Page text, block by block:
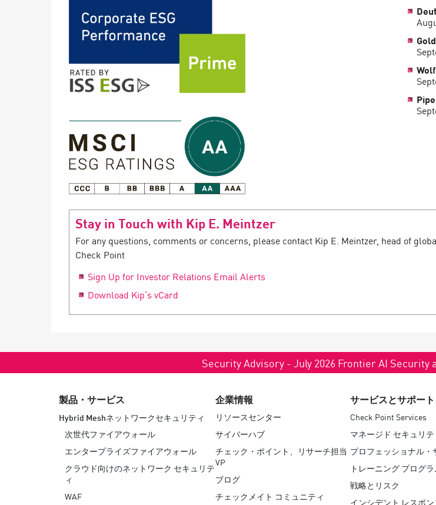
Stay in Touch with Kip E. Meintzer
For any questions, comments or concerns, please contact Kip E. Meintzer, head of
Check Point
Sign Up for Investor Relations Email Alerts
Download Kip’s vCard
Security Advisory - July 2026 Frontier AI Security
製品・サービス
Hybrid Meshネットワークセキュリティ
次世代ファイアウォール
エンタープライズファイアウォール
クラウド向けのネットワーク セキュリテ
ィ
WAF
企業情報
リソースセンター
サイバーハブ
チェック・ポイント、リサーチ担当
VP
ブログ
チェックメイト コミュニティ
サービスとサポート
Check Point Services
マネージド セキュリテ
プロフェッショナル・
トレーニング プログラ
戦略とリスク
インシデント レスポン